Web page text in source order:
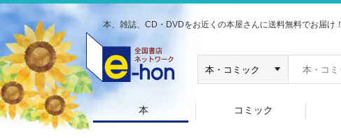
本、雑誌、CD・DVDをお近くの本屋さんに送料無料でお届け！
本 コミック